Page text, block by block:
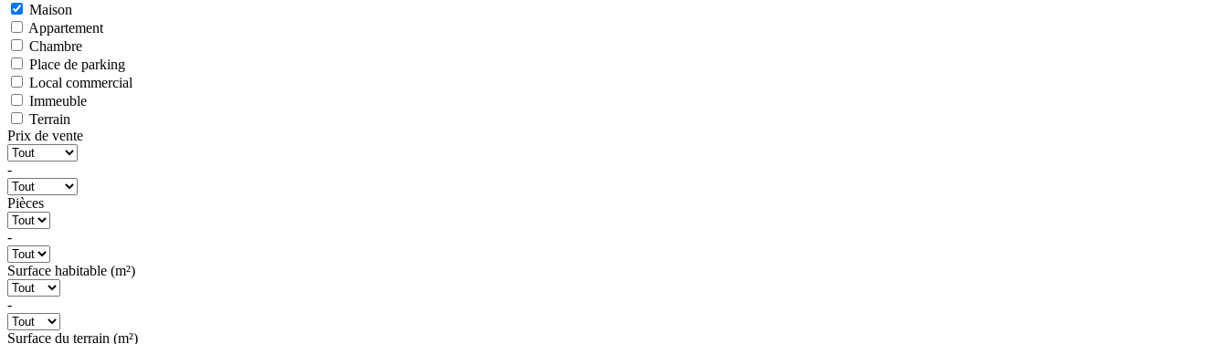
Maison
Appartement
Chambre
Place de parking
Local commercial
Immeuble
Terrain
Prix de vente
-
Pièces
-
Surface habitable (m²)
-
Surface du terrain (m²)